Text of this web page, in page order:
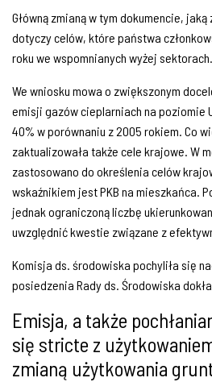
Główną zmianą w tym dokumencie,
dotyczy celów, które państwa
roku we wspomnianych wyżej sektorach.
We wniosku mowa o zwiększonym
emisji gazów cieplarniach na poziomie
40% w porównaniu z 2005 rokiem. Co
zaktualizowała także cele krajowe. W
zastosowano do określenia celów
wskaźnikiem jest PKB na mieszkańca.
jednak ograniczoną liczbę
uwzględnić kwestie związane z
Komisja ds. środowiska pochyliła się
posiedzenia Rady ds. Środowiska
Emisja, a także
się stricte z
zmianą użytkowania